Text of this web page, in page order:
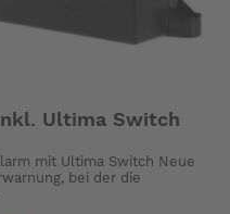
Ultima Switch
mit Ultima Switch Neue
bei der die